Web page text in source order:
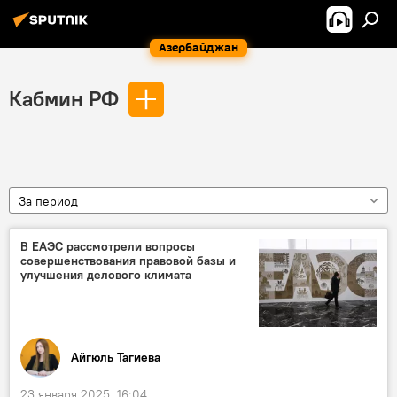
Азербайджан
Кабмин РФ
За период
В ЕАЭС рассмотрели вопросы
совершенствования правовой базы и
улучшения делового климата
Айгюль Тагиева